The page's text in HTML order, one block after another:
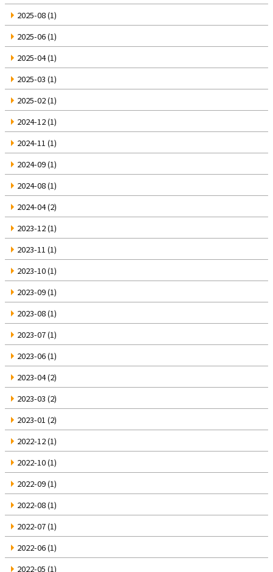
2025-08(1)
2025-06(1)
2025-04(1)
2025-03 (1)
2025-02(1)
2024-12(1)
2024-11 (1)
2024-09(1)
2024-08(1)
2024-04(2)
2023-12(1)
2023-11 (1)
2023-10(1)
2023-09(1)
2023-08(1)
2023-07(1)
2023-06(1)
2023-04(2)
2023-03 (2)
2023-01 (2)
2022-12(1)
2022-10(1)
2022-09(1)
2022-08(1)
2022-07(1)
2022-06(1)
2022-05 (1)